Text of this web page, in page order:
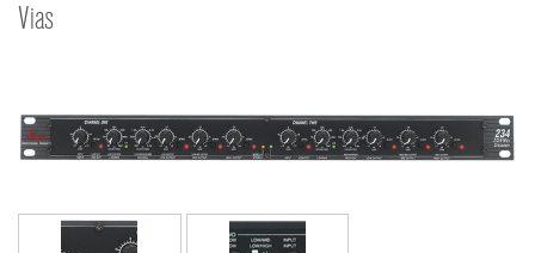
Idioma/Região
Vias